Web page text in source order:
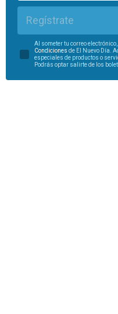
Regístrate
Al someter tu correo
Condiciones de El Nuevo Día.
especiales de productos o
Podrás optar salirte de los